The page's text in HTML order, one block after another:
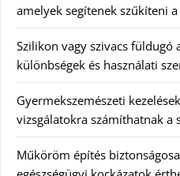
amelyek segítenek szűkíteni
Szilikon vagy szivacs füldugó
különbségek és használati
Gyermekszemészeti
vizsgálatokra számíthatnak a
Műköröm építés